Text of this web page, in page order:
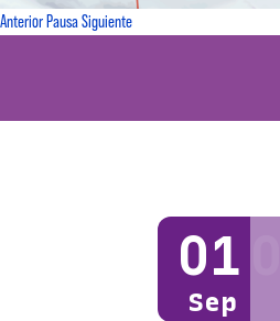
AnteriorPausaSiguiente
01
Sep